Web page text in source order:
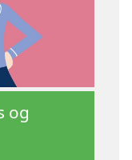
og